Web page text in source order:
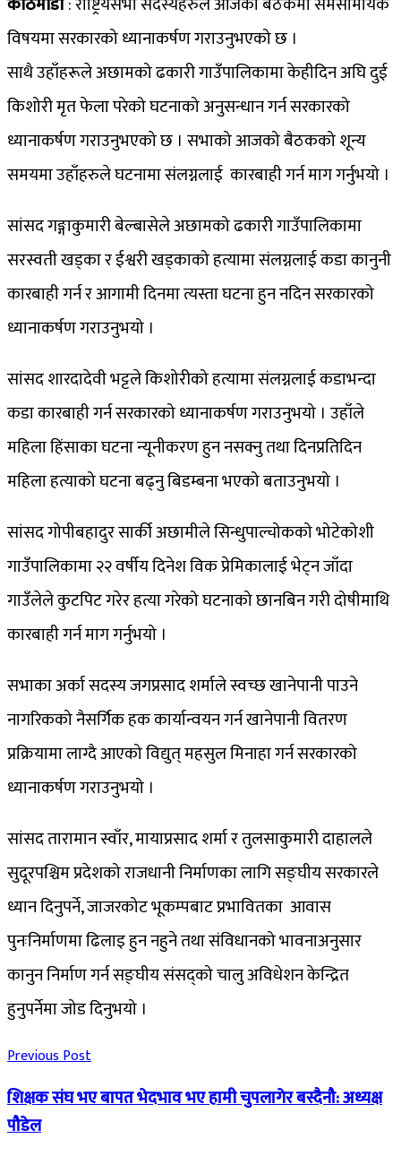
विषयमा सरकारको ध्यानाकर्षण गराउनुभएको छ ।
साथै उहाँहरूले अछामको ढकारी गाउँपालिकामा केहीदिन अघि दुई
किशोरी मृत फेला परेको घटनाको अनुसन्धान गर्न सरकारको
ध्यानाकर्षण गराउनुभएको छ । सभाको आजको बैठकको शून्य
समयमा उहाँहरुले घटनामा संलग्नलाई कारबाही गर्न माग गर्नुभयो ।
सांसद गङ्गाकुमारी बेल्बासेले अछामको ढकारी गाउँपालिकामा
सरस्वती खड्का र ईश्वरी खड्काको हत्यामा संलग्नलाई कडा कानुनी
कारबाही गर्न र आगामी दिनमा त्यस्ता घटना हुन नदिन सरकारको
ध्यानाकर्षण गराउनुभयो ।
सांसद शारदादेवी भट्टले किशोरीको हत्यामा संलग्नलाई कडाभन्दा
कडा कारबाही गर्न सरकारको ध्यानाकर्षण गराउनुभयो । उहाँले
महिला हिंसाका घटना न्यूनीकरण हुन नसक्नु तथा दिनप्रतिदिन
महिला हत्याको घटना बढ्नु बिडम्बना भएको बताउनुभयो ।
सांसद गोपीबहादुर सार्की अछामीले सिन्धुपाल्चोकको भोटेकोशी
गाउँपालिकामा २२ वर्षीय दिनेश विक प्रेमिकालाई भेट्न जाँदा
गाउँलेले कुटपिट गरेर हत्या गरेको घटनाको छानबिन गरी दोषीमाथि
कारबाही गर्न माग गर्नुभयो ।
सभाका अर्का सदस्य जगप्रसाद शर्माले स्वच्छ खानेपानी पाउने
नागरिकको नैसर्गिक हक कार्यान्वयन गर्न खानेपानी वितरण
प्रक्रियामा लाग्दै आएको विद्युत् महसुल मिनाहा गर्न सरकारको
ध्यानाकर्षण गराउनुभयो ।
सांसद तारामान स्वाँर, मायाप्रसाद शर्मा र तुलसाकुमारी दाहालले
सुदूरपश्चिम प्रदेशको राजधानी निर्माणका लागि सङ्घीय सरकारले
ध्यान दिनुपर्ने, जाजरकोट भूकम्पबाट प्रभावितका आवास
पुनःनिर्माणमा ढिलाइ हुन नहुने तथा संविधानको भावनाअनुसार
कानुन निर्माण गर्न सङ्घीय संसद्को चालु अविधेशन केन्द्रित
हुनुपर्नेमा जोड दिनुभयो ।
Previous Post
शिक्षक संघ भए बापत भेदभाव भए हामी चुपलागेर बस्दैनौ: अध्यक्ष
पौडेल